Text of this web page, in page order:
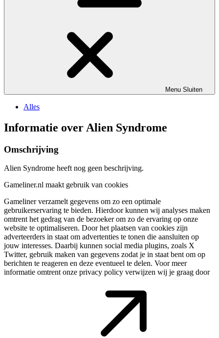
Menu Sluiten
Alles
Informatie over Alien Syndrome
Omschrijving
Alien Syndrome heeft nog geen beschrijving.
Gameliner.nl maakt gebruik van cookies
Gameliner verzamelt gegevens om zo een optimale
gebruikerservaring te bieden. Hierdoor kunnen wij analyses maken
omtrent het gedrag van de bezoeker om zo de ervaring op onze
website te optimaliseren. Door het plaatsen van cookies zijn
adverteerders in staat om advertenties te tonen die aansluiten op
jouw interesses. Daarbij kunnen social media plugins, zoals X
Twitter, gebruik maken van gegevens zodat je in staat bent om op
berichten te reageren en deze eventueel te delen. Voor meer
informatie omtrent onze privacy policy verwijzen wij je graag door